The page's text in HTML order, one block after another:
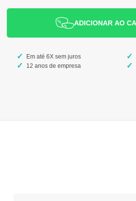
ADICIONAR AO
Em até 6X sem juros
12 anos de empresa